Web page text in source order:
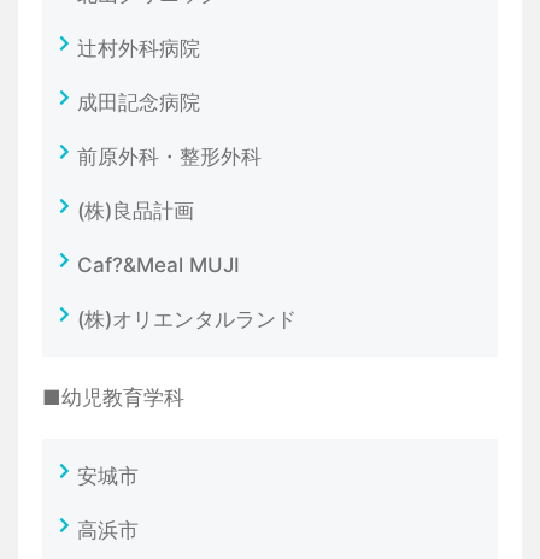
辻村外科病院
成田記念病院
前原外科・整形外科
(株)良品計画
Caf?&Meal MUJI
(株)オリエンタルランド
■幼児教育学科
安城市
高浜市